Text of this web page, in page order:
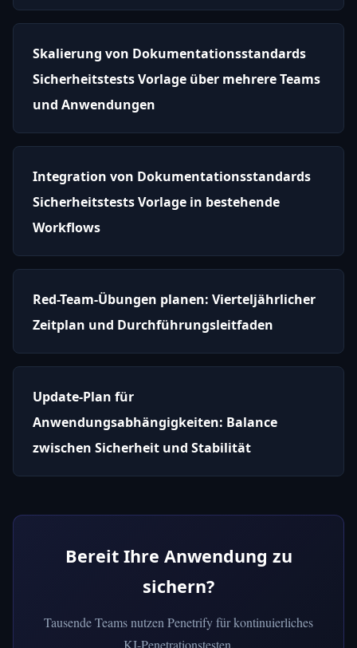
Skalierung von Dokumentationsstandards
Sicherheitstests Vorlage über mehrere Teams
und Anwendungen
Integration von Dokumentationsstandards
Sicherheitstests Vorlage in bestehende
Workflows
Red-Team-Übungen planen: Vierteljährlicher
Zeitplan und Durchführungsleitfaden
Update-Plan für
Anwendungsabhängigkeiten: Balance
zwischen Sicherheit und Stabilität
Bereit Ihre Anwendung zu
sichern?
Tausende Teams nutzen Penetrify für kontinuierliches
KI-Penetrationstesten.